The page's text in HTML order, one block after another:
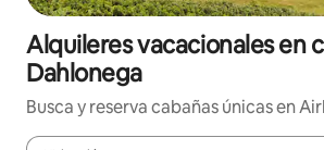
Alquileres vacacionales en
Dahlonega
Busca y reserva cabañas únicas en